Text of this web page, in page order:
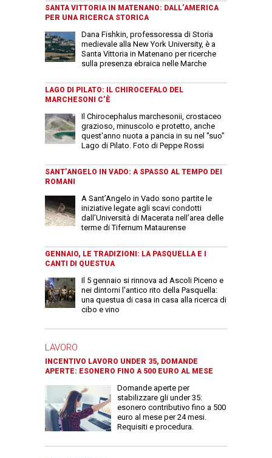
SANTA VITTORIA IN MATENANO: DALL’AMERICA
PER UNA RICERCA STORICA
Dana Fishkin, professoressa di Storia
medievale alla New York University, è a
Santa Vittoria in Matenano per ricerche
sulla presenza ebraica nelle Marche
LAGO DI PILATO: IL CHIROCEFALO DEL
MARCHESONI C’È
Il Chirocephalus marchesonii, crostaceo
grazioso, minuscolo e protetto, anche
quest'anno nuota a pancia in su nel "suo"
Lago di Pilato. Foto di Peppe Rossi
SANT’ANGELO IN VADO: A SPASSO AL TEMPO DEI
ROMANI
A Sant’Angelo in Vado sono partite le
iniziative legate agli scavi condotti
dall’Università di Macerata nell’area delle
terme di Tifernum Mataurense
GENNAIO, LE TRADIZIONI: LA PASQUELLA E I
CANTI DI QUESTUA
Il 5 gennaio si rinnova ad Ascoli Piceno e
nei dintorni l'antico rito della Pasquella:
una questua di casa in casa alla ricerca di
cibo e vino
LAVORO
INCENTIVO LAVORO UNDER 35, DOMANDE
APERTE: ESONERO FINO A 500 EURO AL MESE
Domande aperte per
stabilizzare gli under 35:
esonero contributivo fino a 500
euro al mese per 24 mesi.
Requisiti e procedura.